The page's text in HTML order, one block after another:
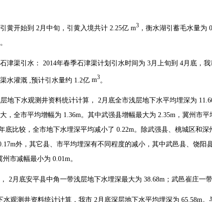
黄开始到 2 月中旬，引黄入境共计 2.25亿 m3 ，衡水湖引蓄毛水量为
津渠引水： 2014年春季石津渠计划引水时间为 3 月上旬到 4 月底，
水灌溉 预计引水量约 1.2亿 m3。
地下水观测井资料统计计算，2月底全市浅层地下水平均埋深为
，全市平均增幅为 1.36m。其中武强县增幅最大为 2.35m ，冀州市
底比较，全市地下水埋深平均减小了 0.22m。除武强县、桃城区和深
外，其它县、市平均埋深有不同程度的减小，其中武邑县、饶阳
州市减幅最小为 0.01m。
2月底安平县中角一带浅层地下水埋深最大为 38.68m ；武邑崔庄一
水观测井资料统计计算，我市 2月底深层地下水平均埋深为 65.58m。